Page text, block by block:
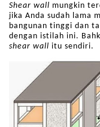
Shear wall mungkin
jika Anda sudah lama
bangunan tinggi dan
dengan istilah ini.
shear wall itu sendiri.